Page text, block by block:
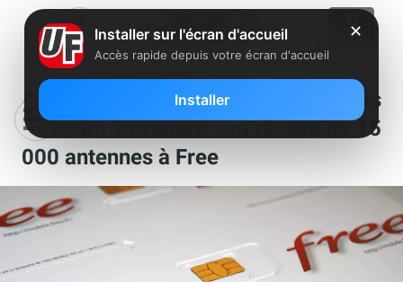
Accord historique : Bouygues
Telecom va vendre son réseau de 15
000 antennes à Free
✕
Installer sur l'écran d'accueil
Accès rapide depuis votre écran d'accueil
Installer